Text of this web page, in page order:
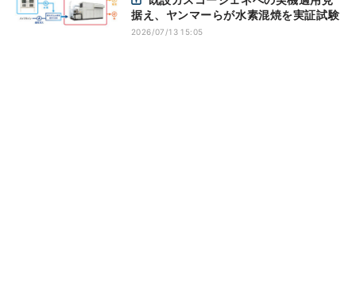
据え、ヤンマーらが水素混焼を実証試験
2026/07/13 15:05